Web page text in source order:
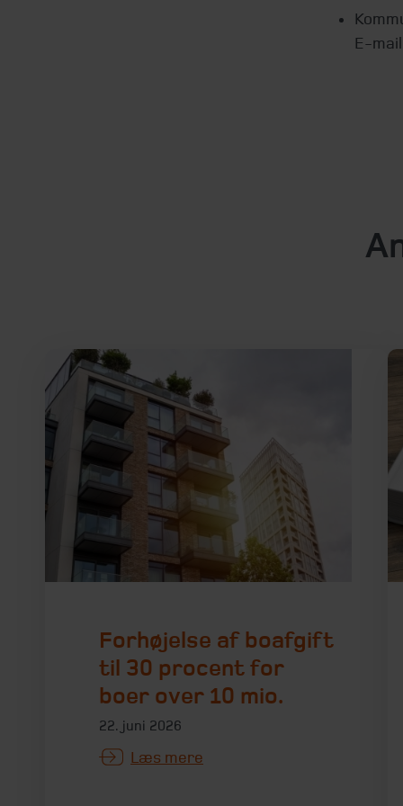
E-
Forhøjelse af boafgift
til 30 procent for
boer over 10 mio.
22. juni 2026
Læs mere